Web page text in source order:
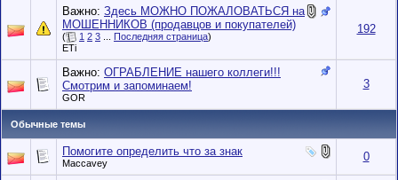
Важно: Здесь МОЖНО ПОЖАЛОВАТЬСЯ на
МОШЕННИКОВ (продавцов и покупателей)
( 1 2 3 Последняя страница)
ETi
192
Важно: ОГРАБЛЕНИЕ нашего коллеги!!!
Смотрим и запоминаем!
GOR
3
Обычные темы
Помогите определить что за знак
Maccavey 0